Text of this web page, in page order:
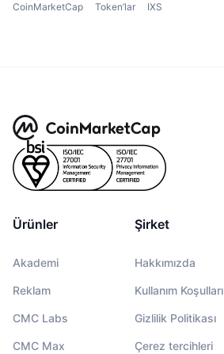
CoinMarketCap Token’lar IXS
Ürünler
Akademi
Reklam
CMC Labs
CMC Max
Şirket
Hakkımızda
Kullanım Koşulları
Gizlilik Politikası
Çerez tercihleri